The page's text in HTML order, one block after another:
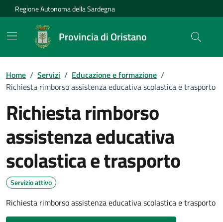
Vai ai contenuti
Vai al Footer
Regione Autonoma della Sardegna
Provincia di Oristano
Home / Servizi / Educazione e formazione /
Richiesta rimborso assistenza educativa scolastica e trasporto
Richiesta rimborso
assistenza educativa
scolastica e trasporto
Dettagli del servizio
Servizio attivo
Richiesta rimborso assistenza educativa scolastica e trasporto